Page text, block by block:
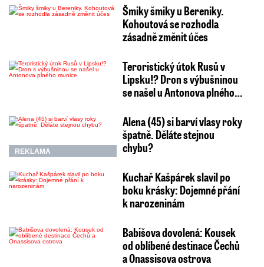
Šmiky šmiky u Bereniky.
Kohoutová se rozhodla
zásadně změnit účes
Teroristický útok Rusů v
Lipsku!? Dron s výbušninou
se našel u Antonova plného…
REKLAMA
Alena (45) si barví vlasy roky
špatně. Děláte stejnou
chybu?
Kuchař Kašpárek slavil po
boku krásky: Dojemné přání
k narozeninám
Babišova dovolená: Kousek
od oblíbené destinace Čechů
a Onassisova ostrova